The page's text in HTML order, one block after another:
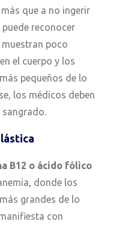
que a no ingerir
reconocer
poco
el cuerpo y los
pequeños de lo
los médicos deben
sangrado.
B12 o ácido fólico
donde los
grandes de lo
con